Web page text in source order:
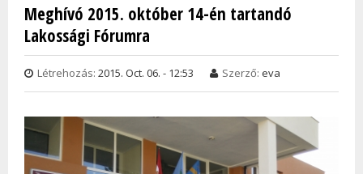
Meghívó 2015. október 14-én tartandó
Lakossági Fórumra
Létrehozás: 2015. Oct. 06. - 12:53 Szerző: eva